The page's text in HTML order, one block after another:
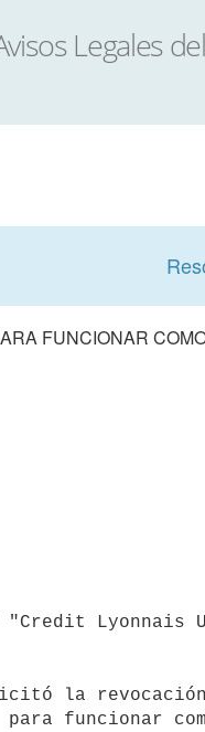
FUNCIONAR
"Credit Lyonnais
la
funcionar